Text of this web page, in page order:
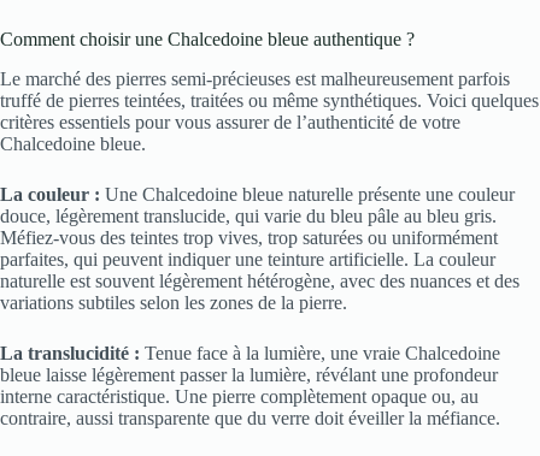
Comment choisir une Chalcedoine bleue authentique ?
Le marché des pierres semi-précieuses est malheureusement parfois
truffé de pierres teintées, traitées ou même synthétiques. Voici quelques
critères essentiels pour vous assurer de l’authenticité de votre
Chalcedoine bleue.
La couleur : Une Chalcedoine bleue naturelle présente une couleur
douce, légèrement translucide, qui varie du bleu pâle au bleu gris.
Méfiez-vous des teintes trop vives, trop saturées ou uniformément
parfaites, qui peuvent indiquer une teinture artificielle. La couleur
naturelle est souvent légèrement hétérogène, avec des nuances et des
variations subtiles selon les zones de la pierre.
La translucidité : Tenue face à la lumière, une vraie Chalcedoine
bleue laisse légèrement passer la lumière, révélant une profondeur
interne caractéristique. Une pierre complètement opaque ou, au
contraire, aussi transparente que du verre doit éveiller la méfiance.